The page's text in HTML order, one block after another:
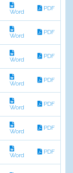
Word PDF
Word PDF
Word PDF
Word PDF
Word PDF
Word PDF
Word PDF